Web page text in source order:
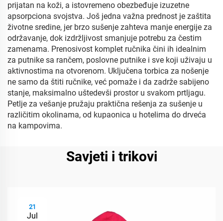
prijatan na koži, a istovremeno obezbeđuje izuzetne
apsorpciona svojstva. Još jedna važna prednost je zaštita
životne sredine, jer brzo sušenje zahteva manje energije za
održavanje, dok izdržljivost smanjuje potrebu za čestim
zamenama. Prenosivost komplet ručnika čini ih idealnim
za putnike sa rančem, poslovne putnike i sve koji uživaju u
aktivnostima na otvorenom. Uključena torbica za nošenje
ne samo da štiti ručnike, već pomaže i da zadrže sabijeno
stanje, maksimalno uštedevši prostor u svakom prtljagu.
Petlje za vešanje pružaju praktična rešenja za sušenje u
različitim okolinama, od kupaonica u hotelima do drveća
na kampovima.
Savjeti i trikovi
21
Jul